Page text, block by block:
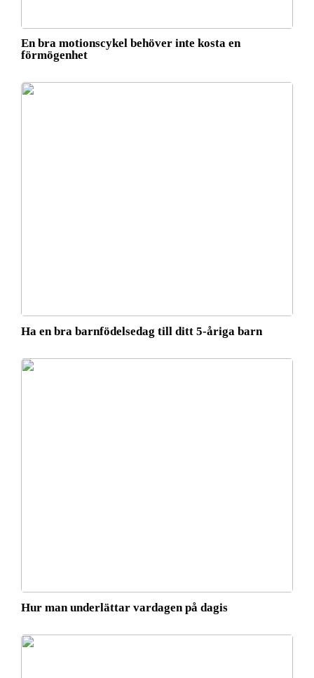
En bra motionscykel behöver inte kosta en
förmögenhet
Ha en bra barnfödelsedag till ditt 5-åriga barn
Hur man underlättar vardagen på dagis